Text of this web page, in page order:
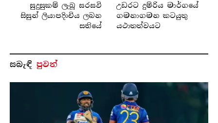
සුදුසුකම් ලැබූ සරසවි
සිසුන් ලියාපදිංචිය ලබන
සතියේ
උඩරට දුම්රිය මාර්ගයේ
ගමනාගමන කටයුතු
යථාතත්වයට
සබැ​ඳි පුවත්